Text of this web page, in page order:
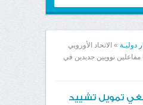
دوليـة » الاتحاد الأوروبي
نوويين جديدين في
يلغي تمويل تشييد